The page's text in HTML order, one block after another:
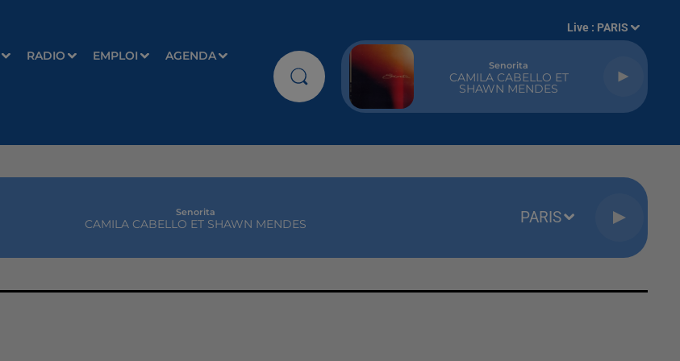
RADIO EMPLOI AGENDA
Live : PARIS
Senorita
CAMILA CABELLO ET
SHAWN MENDES
Senorita
CAMILA CABELLO ET SHAWN MENDES PARIS